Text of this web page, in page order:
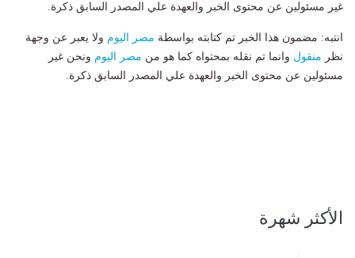
غير مسئولين عن محتوى الخبر والعهدة علي المصدر السابق ذكرة.
انتبه: مضمون هذا الخبر تم كتابته بواسطة مصر اليوم ولا يعبر عن وجهة
نظر منقول وانما تم نقله بمحتواه كما هو من مصر اليوم ونحن غير
مسئولين عن محتوى الخبر والعهدة علي المصدر السابق ذكرة.
الأكثر شهرة